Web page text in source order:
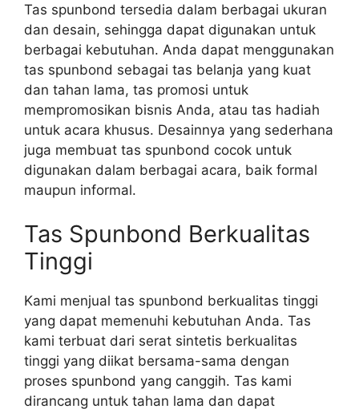
Tas spunbond tersedia dalam berbagai ukuran
dan desain, sehingga dapat digunakan untuk
berbagai kebutuhan. Anda dapat menggunakan
tas spunbond sebagai tas belanja yang kuat
dan tahan lama, tas promosi untuk
mempromosikan bisnis Anda, atau tas hadiah
untuk acara khusus. Desainnya yang sederhana
juga membuat tas spunbond cocok untuk
digunakan dalam berbagai acara, baik formal
maupun informal.
Tas Spunbond Berkualitas
Tinggi
Kami menjual tas spunbond berkualitas tinggi
yang dapat memenuhi kebutuhan Anda. Tas
kami terbuat dari serat sintetis berkualitas
tinggi yang diikat bersama-sama dengan
proses spunbond yang canggih. Tas kami
dirancang untuk tahan lama dan dapat